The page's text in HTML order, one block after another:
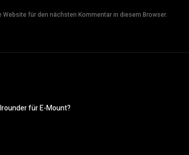
für den nächsten Kommentar in diesem Browser.
für E-Mount?